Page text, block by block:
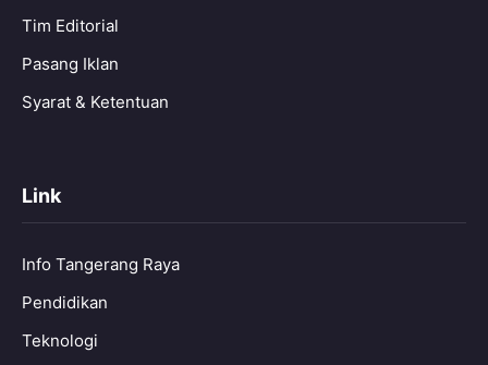
Tim Editorial
Pasang Iklan
Syarat & Ketentuan
Link
Info Tangerang Raya
Pendidikan
Teknologi